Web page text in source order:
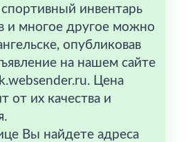
инвентарь
и многое другое можно
опубликовав
на нашем сайте
Цена
от их качества и
Вы найдете адреса